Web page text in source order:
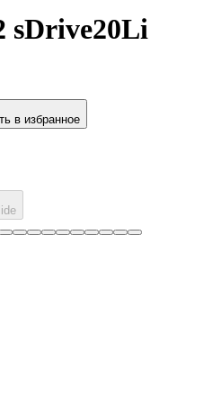
sDrive20Li
в избранное